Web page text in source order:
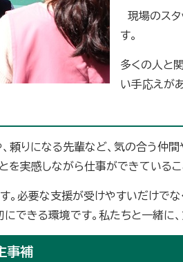
現場のスタ
す。
多くの人と
い手応えが
りになる先輩など、気の合う仲
を実感しながら仕事ができているこ
。必要な支援が受けやすいだけで
できる環境です。私たちと一緒に
事補